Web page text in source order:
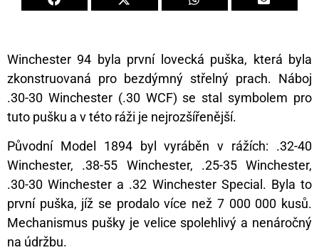
Winchester 94 byla první lovecká puška, která byla
zkonstruovaná pro bezdýmný střelný prach. Náboj
.30-30 Winchester (.30 WCF) se stal symbolem pro
tuto pušku a v této ráži je nejrozšířenější.
Původní Model 1894 byl vyráběn v rážích: .32-40
Winchester, .38-55 Winchester, .25-35 Winchester,
.30-30 Winchester a .32 Winchester Special. Byla to
první puška, jíž se prodalo více než 7 000 000 kusů.
Mechanismus pušky je velice spolehlivý a nenáročný
na údržbu.